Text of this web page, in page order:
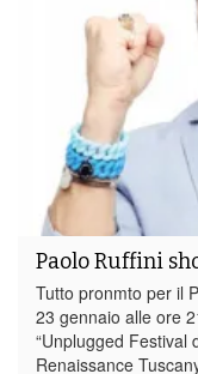
Paolo Ruffini
Tutto pronmto per il
23 gennaio alle ore
“Unplugged Festival
Renaissance